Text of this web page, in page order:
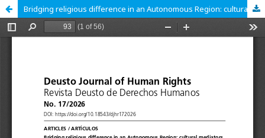
Bridging religious difference in an Autonomous Region: cultural mediators and the promise of transcultural capital